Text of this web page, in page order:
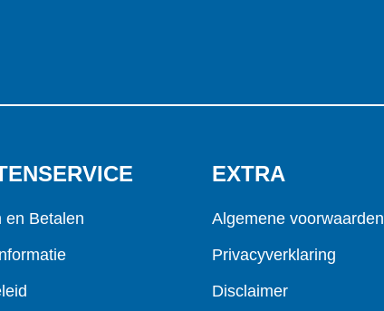
en Betalen
EXTRA
Algemene voorwaarden
Privacyverklaring
Disclaimer